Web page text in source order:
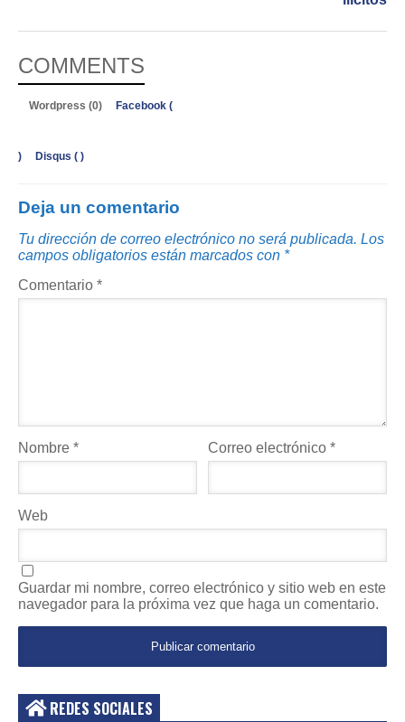
COMMENTS
Wordpress (0) Facebook (
) Disqus ( )
Deja un comentario
Tu dirección de correo electrónico no será publicada. Los
campos obligatorios están marcados con *
Comentario *
Nombre * Correo electrónico*
Web
Guardar mi nombre, correo electrónico y sitio web en este
navegador para la próxima vez que haga un comentario.
REDES SOCIALES